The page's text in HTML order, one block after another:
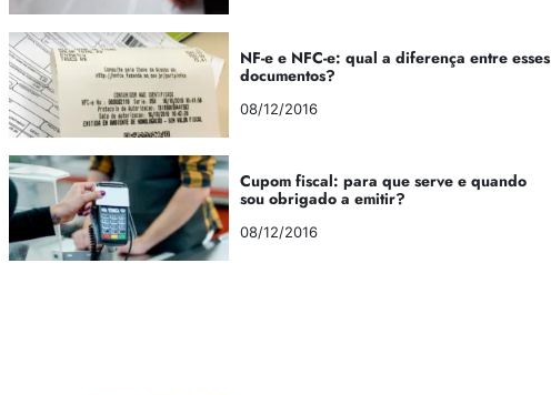
NF-e e NFC-e: qual a diferença entre esses
documentos?
08/12/2016
Cupom fiscal: para que serve e quando
sou obrigado a emitir?
08/12/2016